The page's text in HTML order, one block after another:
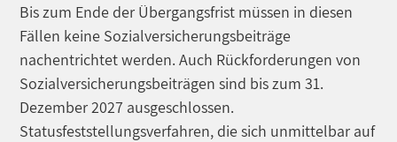
Bis zum Ende der Übergangsfrist müssen in diesen
Fällen keine Sozialversicherungsbeiträge
nachentrichtet werden. Auch Rückforderungen von
Sozialversicherungsbeiträgen sind bis zum 31.
Dezember 2027 ausgeschlossen.
Statusfeststellungsverfahren, die sich unmittelbar auf